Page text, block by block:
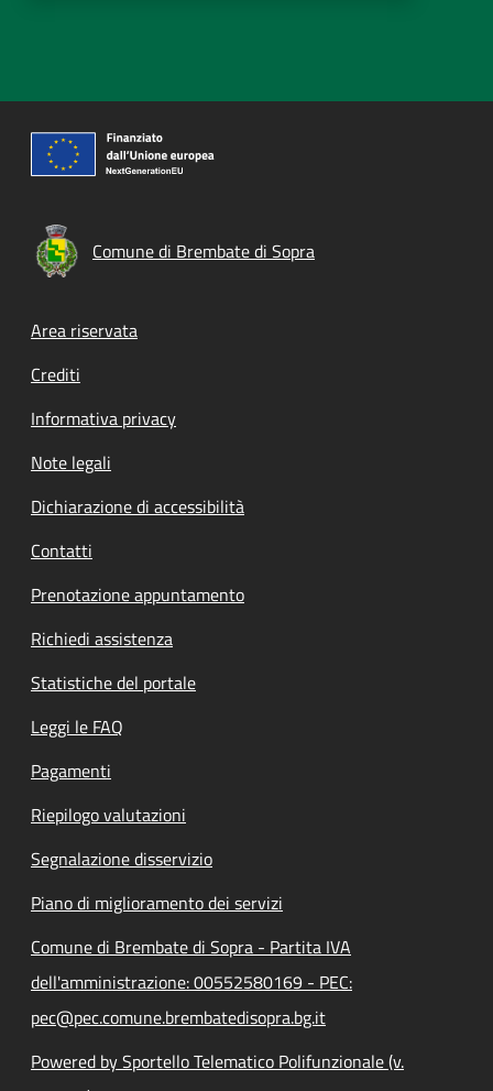
Comune di Brembate di Sopra
Footer menu
Area riservata
Crediti
Informativa privacy
Note legali
Dichiarazione di accessibilità
Contatti
Prenotazione appuntamento
Richiedi assistenza
Statistiche del portale
Leggi le FAQ
Pagamenti
Riepilogo valutazioni
Segnalazione disservizio
Piano di miglioramento dei servizi
Comune di Brembate di Sopra - Partita IVA
dell'amministrazione: 00552580169 - PEC:
pec@pec.comune.brembatedisopra.bg.it
Powered by Sportello Telematico Polifunzionale (v.